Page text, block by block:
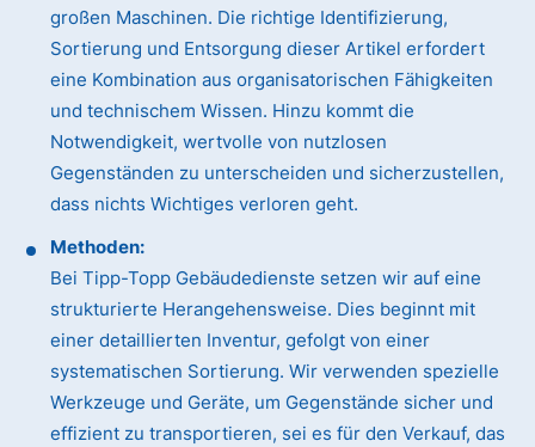
großen Maschinen. Die richtige Identifizierung,
Sortierung und Entsorgung dieser Artikel erfordert
eine Kombination aus organisatorischen Fähigkeiten
und technischem Wissen. Hinzu kommt die
Notwendigkeit, wertvolle von nutzlosen
Gegenständen zu unterscheiden und sicherzustellen,
dass nichts Wichtiges verloren geht.
Methoden:
Bei Tipp-Topp Gebäudedienste setzen wir auf eine
strukturierte Herangehensweise. Dies beginnt mit
einer detaillierten Inventur, gefolgt von einer
systematischen Sortierung. Wir verwenden spezielle
Werkzeuge und Geräte, um Gegenstände sicher und
effizient zu transportieren, sei es für den Verkauf, das